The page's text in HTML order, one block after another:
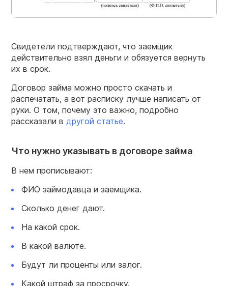
Свидетели подтверждают, что заемщик
действительно взял деньги и обязуется вернуть
их в срок.
Договор займа можно просто скачать и
распечатать, а вот расписку лучше написать от
руки. О том, почему это важно, подробно
рассказали в другой статье.
Что нужно указывать в договоре займа
В нем прописывают:
ФИО займодавца и заемщика.
Сколько денег дают.
На какой срок.
В какой валюте.
Будут ли проценты или залог.
Какой штраф за просрочку.